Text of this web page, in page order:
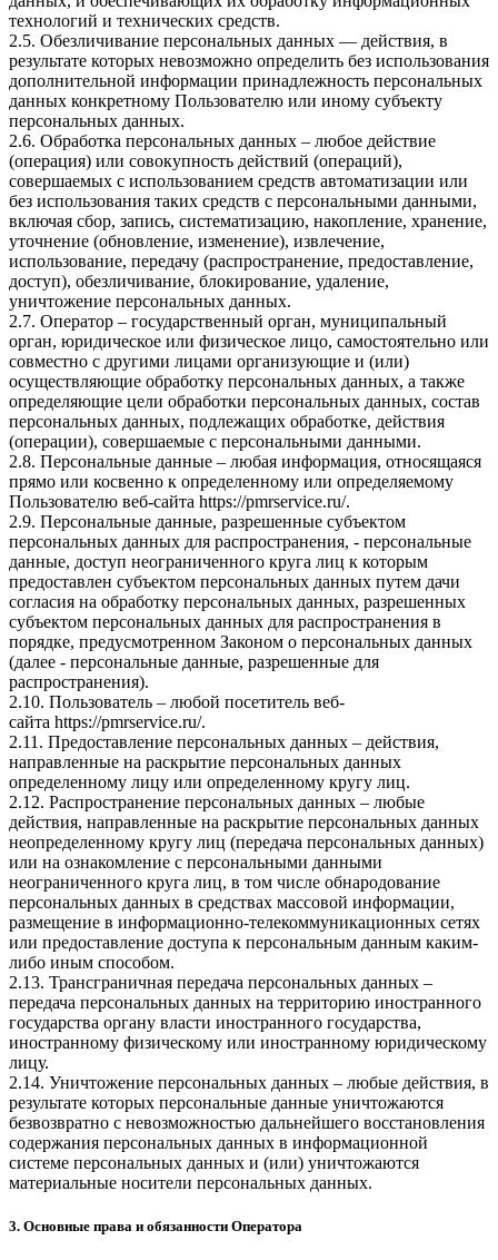
технологий и технических средств.
2.5. Обезличивание персональных данных — действия, в
результате которых невозможно определить без использования
дополнительной информации принадлежность персональных
данных конкретному Пользователю или иному субъекту
персональных данных.
2.6. Обработка персональных данных – любое действие
(операция) или совокупность действий (операций),
совершаемых с использованием средств автоматизации или
без использования таких средств с персональными данными,
включая сбор, запись, систематизацию, накопление, хранение,
уточнение (обновление, изменение), извлечение,
использование, передачу (распространение, предоставление,
доступ), обезличивание, блокирование, удаление,
уничтожение персональных данных.
2.7. Оператор – государственный орган, муниципальный
орган, юридическое или физическое лицо, самостоятельно или
совместно с другими лицами организующие и (или)
осуществляющие обработку персональных данных, а также
определяющие цели обработки персональных данных, состав
персональных данных, подлежащих обработке, действия
(операции), совершаемые с персональными данными.
2.8. Персональные данные – любая информация, относящаяся
прямо или косвенно к определенному или определяемому
Пользователю веб-сайта https://pmrservice.ru/.
2.9. Персональные данные, разрешенные субъектом
персональных данных для распространения, - персональные
данные, доступ неограниченного круга лиц к которым
предоставлен субъектом персональных данных путем дачи
согласия на обработку персональных данных, разрешенных
субъектом персональных данных для распространения в
порядке, предусмотренном Законом о персональных данных
(далее - персональные данные, разрешенные для
распространения).
2.10. Пользователь – любой посетитель веб-
сайта https://pmrservice.ru/.
2.11. Предоставление персональных данных – действия,
направленные на раскрытие персональных данных
определенному лицу или определенному кругу лиц.
2.12. Распространение персональных данных – любые
действия, направленные на раскрытие персональных данных
неопределенному кругу лиц (передача персональных данных)
или на ознакомление с персональными данными
неограниченного круга лиц, в том числе обнародование
персональных данных в средствах массовой информации,
размещение в информационно-телекоммуникационных сетях
или предоставление доступа к персональным данным каким-
либо иным способом.
2.13. Трансграничная передача персональных данных –
передача персональных данных на территорию иностранного
государства органу власти иностранного государства,
иностранному физическому или иностранному юридическому
лицу.
2.14. Уничтожение персональных данных – любые действия, в
результате которых персональные данные уничтожаются
безвозвратно с невозможностью дальнейшего восстановления
содержания персональных данных в информационной
системе персональных данных и (или) уничтожаются
материальные носители персональных данных.
3. Основные права и обязанности Оператора